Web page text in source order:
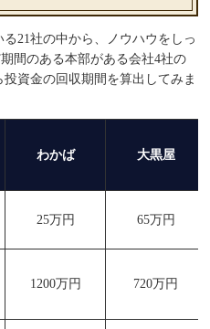
21社の中から、ノウハウをしっ
間のある本部がある会社4社の
資金の回収期間を算出してみま
わかば 大黒屋
25万円 65万円
1200万円 720万円